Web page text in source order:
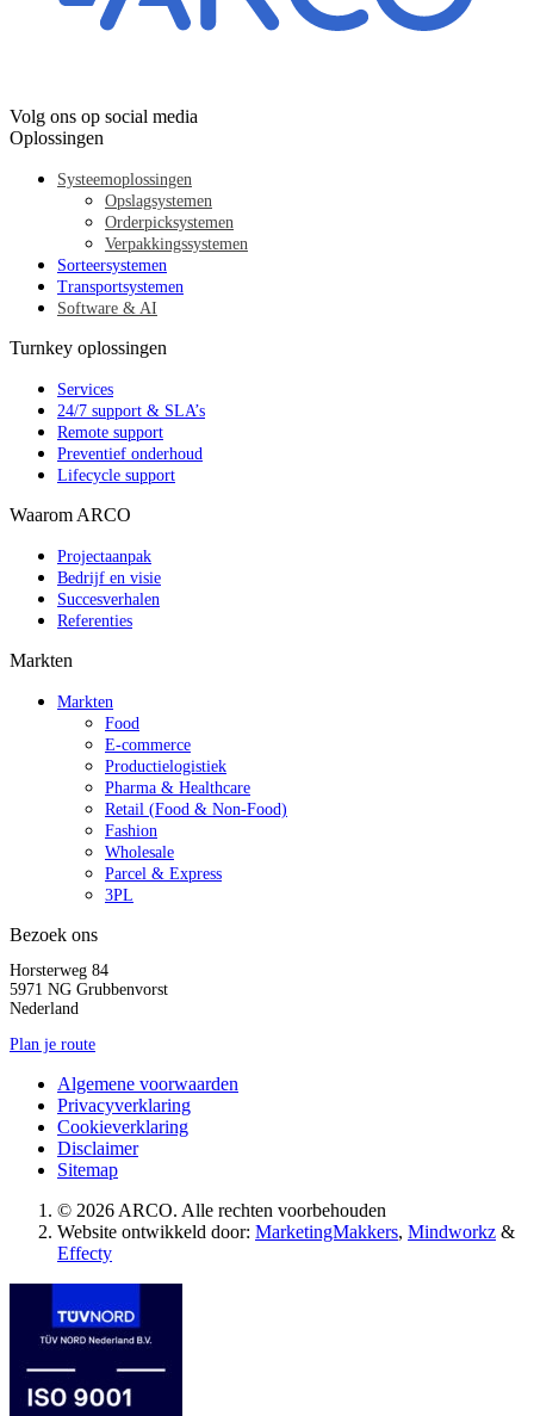
Volg ons op social media
Oplossingen
Systeemoplossingen
Opslagsystemen
Orderpicksystemen
Verpakkingssystemen
Sorteersystemen
Transportsystemen
Software & AI
Turnkey oplossingen
Services
24/7 support & SLA’s
Remote support
Preventief onderhoud
Lifecycle support
Waarom ARCO
Projectaanpak
Bedrijf en visie
Succesverhalen
Referenties
Markten
Markten
Food
E-commerce
Productielogistiek
Pharma & Healthcare
Retail (Food & Non-Food)
Fashion
Wholesale
Parcel & Express
3PL
Bezoek ons
Horsterweg 84
5971 NG Grubbenvorst
Nederland
Plan je route
Algemene voorwaarden
Privacyverklaring
Cookieverklaring
Disclaimer
Sitemap
© 2026 ARCO. Alle rechten voorbehouden
Website ontwikkeld door: MarketingMakkers, Mindworkz &
Effecty